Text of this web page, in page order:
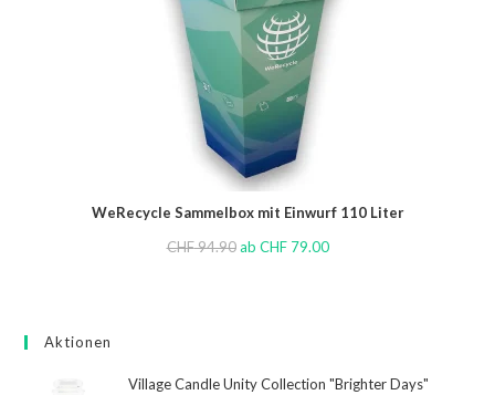
WeRecycle Sammelbox mit Einwurf 110 Liter
CHF94.90 ab CHF79.00
Aktionen
Village Candle Unity Collection "Brighter Days"